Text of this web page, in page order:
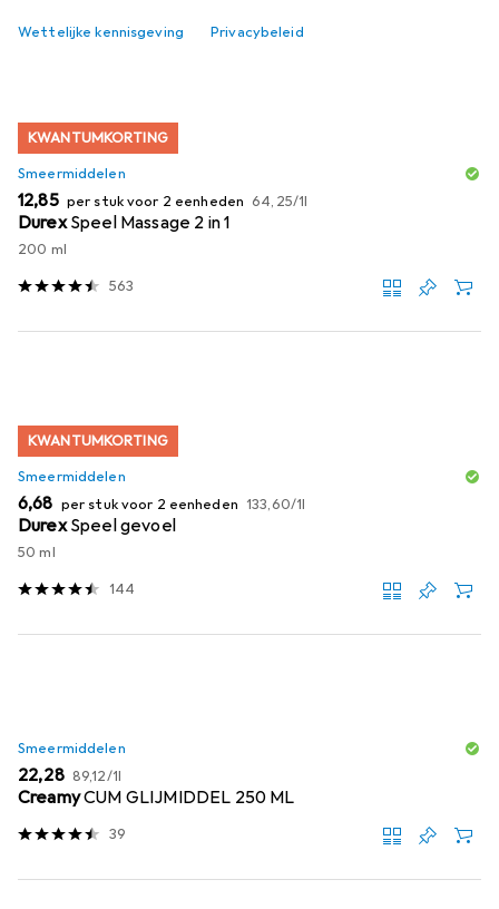
Wettelijke kennisgeving Privacybeleid
Productlijst
KWANTUMKORTING
Smeermiddelen
EUR
12,85 per stuk voor 2 eenheden EUR
64,25/1l
Durex Speel Massage 2 in 1
200 ml
563
KWANTUMKORTING
Smeermiddelen
EUR
6,68 per stuk voor 2 eenheden EUR
133,60/1l
Durex Speel gevoel
50 ml
144
Smeermiddelen
EUR
22,28 EUR
89,12/1l
CreamyCUM GLIJMIDDEL 250 ML
39